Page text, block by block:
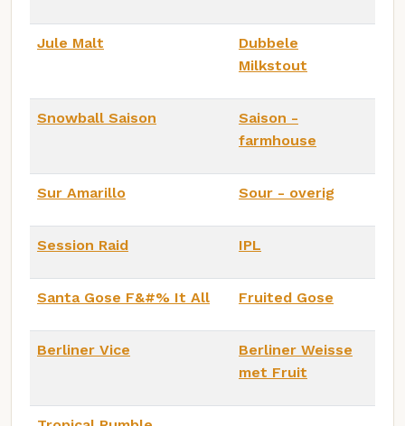
Jule Malt
Dubbele
Milkstout
Snowball Saison
Saison -
farmhouse
Sur Amarillo Sour - overig
Session Raid IPL
Santa Gose F&#% It All Fruited Gose
Berliner Vice
Berliner Weisse
met Fruit